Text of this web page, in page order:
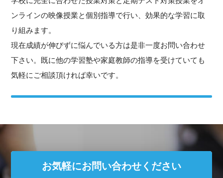
ンラインの映像授業と個別指導で行い、効果的な学習に取
り組みます。
現在成績が伸びずに悩んでいる方は是非一度お問い合わせ
下さい。既に他の学習塾や家庭教師の指導を受けていても
気軽にご相談頂ければ幸いです。
お気軽にお問い合わせください